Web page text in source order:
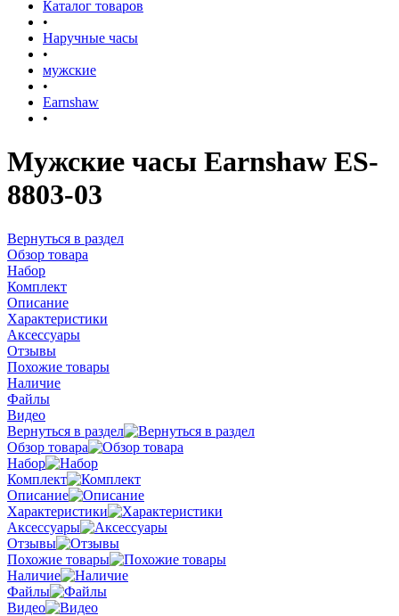
Каталог товаров
•
Наручные часы
•
мужские
•
Earnshaw
•
Мужские часы Earnshaw ES-
8803-03
Вернуться в раздел
Обзор товара
Набор
Комплект
Описание
Характеристики
Аксессуары
Отзывы
Похожие товары
Наличие
Файлы
Видео
Вернуться в раздел
Обзор товара
Набор
Комплект
Описание
Характеристики
Аксессуары
Отзывы
Похожие товары
Наличие
Файлы
Видео